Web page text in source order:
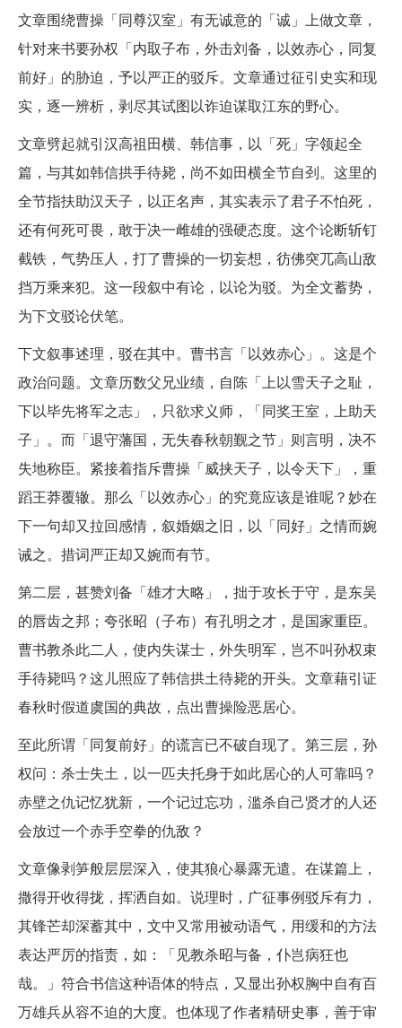
文章围绕曹操「同尊汉室」有无诚意的「诚」上做文章，
针对来书要孙权「内取子布，外击刘备，以效赤心，同复
前好」的胁迫，予以严正的驳斥。文章通过征引史实和现
实，逐一辨析，剥尽其试图以诈迫谋取江东的野心。
文章劈起就引汉高祖田横、韩信事，以「死」字领起全
篇，与其如韩信拱手待毙，尚不如田横全节自刭。这里的
全节指扶助汉天子，以正名声，其实表示了君子不怕死，
还有何死可畏，敢于决一雌雄的强硬态度。这个论断斩钉
截铁，气势压人，打了曹操的一切妄想，彷佛突兀高山敌
挡万乘来犯。这一段叙中有论，以论为驳。为全文蓄势，
为下文驳论伏笔。
下文叙事述理，驳在其中。曹书言「以效赤心」。这是个
政治问题。文章历数父兄业绩，自陈「上以雪天子之耻，
下以毕先将军之志」，只欲求义师，「同奖王室，上助天
子」。而「退守藩国，无失春秋朝觐之节」则言明，决不
失地称臣。紧接着指斥曹操「威挟天子，以令天下」，重
蹈王莽覆辙。那么「以效赤心」的究竟应该是谁呢？妙在
下一句却又拉回感情，叙婚姻之旧，以「同好」之情而婉
诫之。措词严正却又婉而有节。
第二层，甚赞刘备「雄才大略」，拙于攻长于守，是东吴
的唇齿之邦；夸张昭（子布）有孔明之才，是国家重臣。
曹书教杀此二人，使内失谋士，外失明军，岂不叫孙权束
手待毙吗？这儿照应了韩信拱土待毙的开头。文章藉引证
春秋时假道虞国的典故，点出曹操险恶居心。
至此所谓「同复前好」的谎言已不破自现了。第三层，孙
权问：杀士失土，以一匹夫托身于如此居心的人可靠吗？
赤壁之仇记忆犹新，一个记过忘功，滥杀自己贤才的人还
会放过一个赤手空拳的仇敌？
文章像剥笋般层层深入，使其狼心暴露无遣。在谋篇上，
撒得开收得拢，挥洒自如。说理时，广征事例驳斥有力，
其锋芒却深蓄其中，文中又常用被动语气，用缓和的方法
表达严厉的指责，如：「见教杀昭与备，仆岂病狂也
哉。」符合书信这种语体的特点，又显出孙权胸中自有百
万雄兵从容不迫的大度。也体现了作者精研史事，善于审